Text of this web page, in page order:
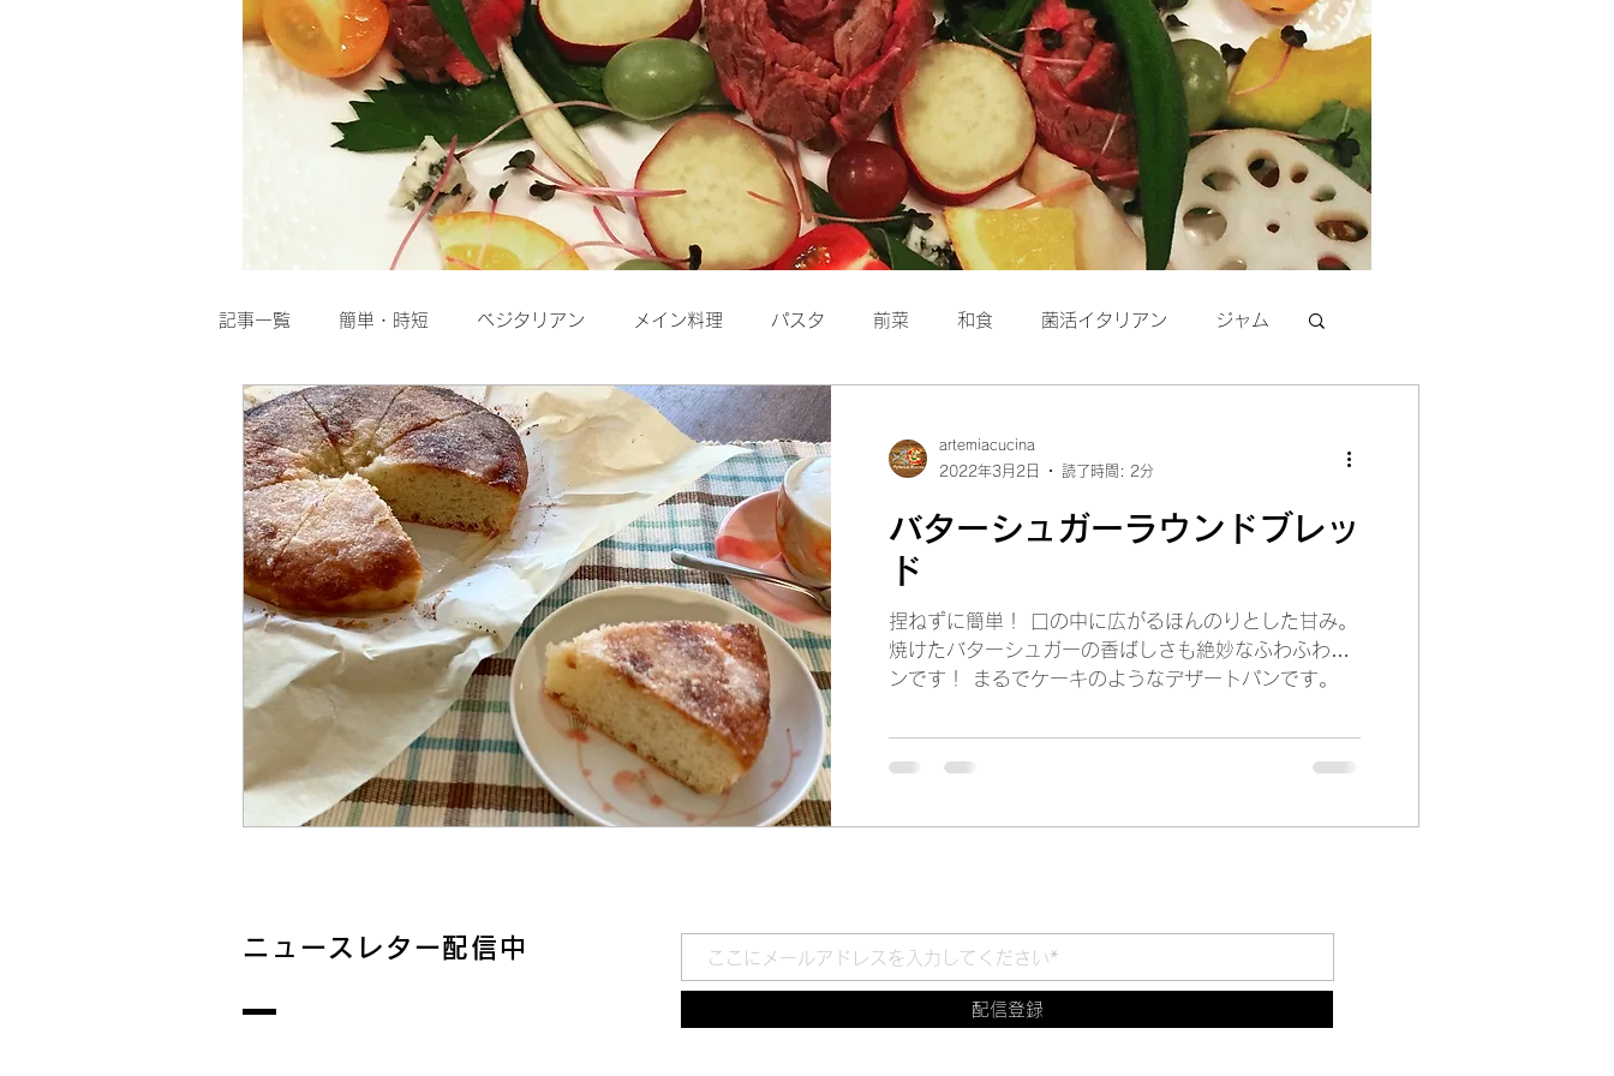
記事一覧 簡単・時短 ベジタリアン メイン料理 パスタ 前菜 和食 菌活イタリアン ジャム
粉物 スープ Dolce 保存食 洋食 パン
artemiacucina
2022年3月2日
読了時間: 2分
バターシュガーラウンドブレッ
ド
捏ねずに簡単！ 口の中に広がるほんのりとした甘み。
焼けたバターシュガーの香ばしさも絶妙なふわふわパ
ンです！ まるでケーキのようなデザートパンです。
ニュースレター配信中
配信登録